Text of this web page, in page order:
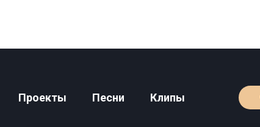
Проекты Песни Клипы